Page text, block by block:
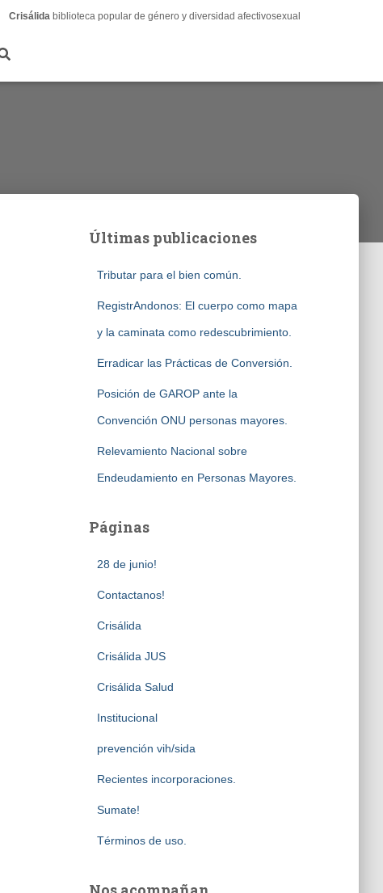
Crisálida biblioteca popular de género y diversidad afectivosexual
Últimas publicaciones
Tributar para el bien común.
RegistrAndonos: El cuerpo como mapa
y la caminata como redescubrimiento.
Erradicar las Prácticas de Conversión.
Posición de GAROP ante la
Convención ONU personas mayores.
Relevamiento Nacional sobre
Endeudamiento en Personas Mayores.
Páginas
28 de junio!
Contactanos!
Crisálida
Crisálida JUS
Crisálida Salud
Institucional
prevención vih/sida
Recientes incorporaciones.
Sumate!
Términos de uso.